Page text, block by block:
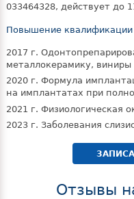
033464328, действует до
Повышение квалификации
2017 г.
металлокерамику, виниры
2020 г. Формула
на имплантатах при
2021 г. Физиологическая
2023 г. Заболевания
Отзывы